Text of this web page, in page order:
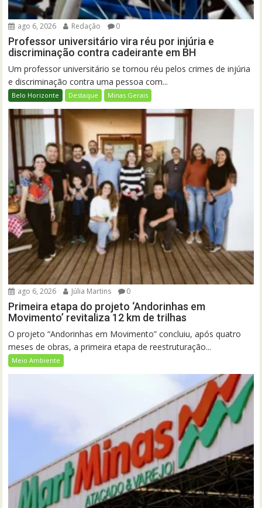
ago 6, 2026 Redação 0
Professor universitário vira réu por injúria e
discriminação contra cadeirante em BH
Um professor universitário se tornou réu pelos crimes de injúria
e discriminação contra uma pessoa com...
Belo Horizonte Destaque Minas Gerais
ago 6, 2026 Júlia Martins 0
Primeira etapa do projeto ‘Andorinhas em
Movimento’ revitaliza 12 km de trilhas
O projeto “Andorinhas em Movimento” concluiu, após quatro
meses de obras, a primeira etapa de reestruturação...
Meio Ambiente